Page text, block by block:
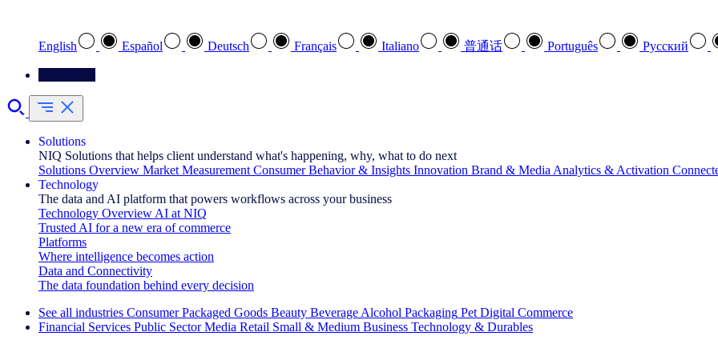
English Español Deutsch Français Italiano 普通话 Português Pусский
Solutions
NIQ Solutions that helps client understand what's happening, why, what to do next
Solutions Overview Market Measurement Consumer Behavior & Insights Innovation Brand & Media Analytics & Activation
Technology
The data and AI platform that powers workflows across your business
Technology Overview AI at NIQ
Trusted AI for a new era of commerce
Platforms
Where intelligence becomes action
Data and Connectivity
The data foundation behind every decision
See all industries Consumer Packaged Goods Beauty Beverage Alcohol Packaging Pet Digital Commerce
Financial Services Public Sector Media Retail Small & Medium Business Technology & Durables